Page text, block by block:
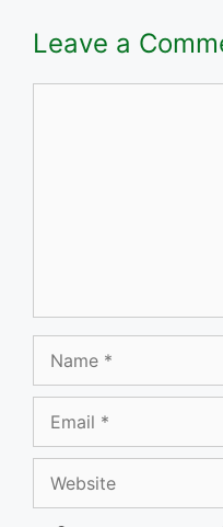
Leave a